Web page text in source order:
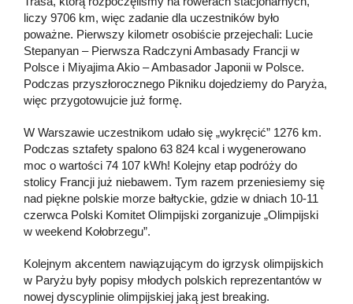
liczy 9706 km, więc zadanie dla uczestników było
poważne. Pierwszy kilometr osobiście przejechali: Lucie
Stepanyan – Pierwsza Radczyni Ambasady Francji w
Polsce i Miyajima Akio – Ambasador Japonii w Polsce.
Podczas przyszłorocznego Pikniku dojedziemy do Paryża,
więc przygotowujcie już formę.
W Warszawie uczestnikom udało się „wykręcić” 1276 km.
Podczas sztafety spalono 63 824 kcal i wygenerowano
moc o wartości 74 107 kWh! Kolejny etap podróży do
stolicy Francji już niebawem. Tym razem przeniesiemy się
nad piękne polskie morze bałtyckie, gdzie w dniach 10-11
czerwca Polski Komitet Olimpijski zorganizuje „Olimpijski
w weekend Kołobrzegu”.
Kolejnym akcentem nawiązującym do igrzysk olimpijskich
w Paryżu były popisy młodych polskich reprezentantów w
nowej dyscyplinie olimpijskiej jaką jest breaking.